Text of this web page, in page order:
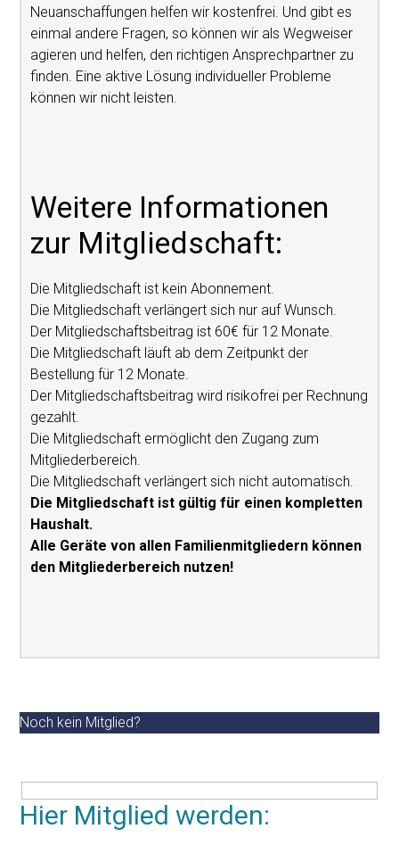
Neuanschaffungen helfen wir kostenfrei. Und gibt es
einmal andere Fragen, so können wir als Wegweiser
agieren und helfen, den richtigen Ansprechpartner zu
finden. Eine aktive Lösung individueller Probleme
können wir nicht leisten.
Weitere Informationen
zur Mitgliedschaft:
Die Mitgliedschaft ist kein Abonnement.
Die Mitgliedschaft verlängert sich nur auf Wunsch.
Der Mitgliedschaftsbeitrag ist 60€ für 12 Monate.
Die Mitgliedschaft läuft ab dem Zeitpunkt der
Bestellung für 12 Monate.
Der Mitgliedschaftsbeitrag wird risikofrei per Rechnung
gezahlt.
Die Mitgliedschaft ermöglicht den Zugang zum
Mitgliederbereich.
Die Mitgliedschaft verlängert sich nicht automatisch.
Die Mitgliedschaft ist gültig für einen kompletten
Haushalt.
Alle Geräte von allen Familienmitgliedern können
den Mitgliederbereich nutzen!
Noch kein Mitglied?
Hier Mitglied werden: